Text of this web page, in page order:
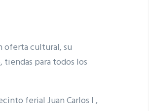
oferta cultural, su
para todos los
ferial Juan Carlos I ,